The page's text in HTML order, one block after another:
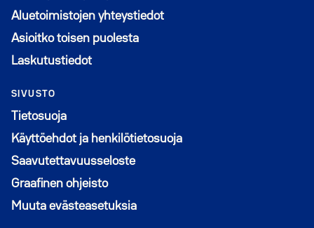
Aluetoimistojen yhteystiedot
Asioitko toisen puolesta
Laskutustiedot
SIVUSTO
Tietosuoja
Käyttöehdot ja henkilötietosuoja
Saavutettavuusseloste
Graafinen ohjeisto
Muuta evästeasetuksia